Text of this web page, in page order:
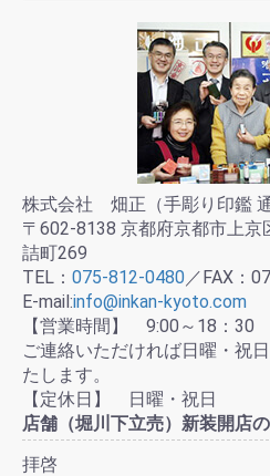
株式会社 畑正（手彫り印鑑
〒602-8138 京都府京都市上京
詰町269
TEL： 075-812-0480／FAX：
E-mail:info@inkan-kyoto.com
【営業時間】 9:00～18：30
ご連絡いただければ日曜・祝
たします。
【定休日】 日曜・祝日
店舗（堀川下立売）新装開店
拝啓